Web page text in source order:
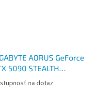
AORUS GeForce
5090 STEALTH
32GB/GDDR7
na dotaz